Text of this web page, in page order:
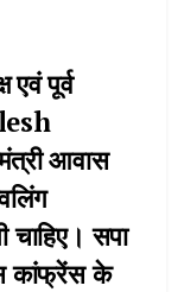
एवं पूर्व
आवास
चाहिए। सपा
कांफ्रेंस के